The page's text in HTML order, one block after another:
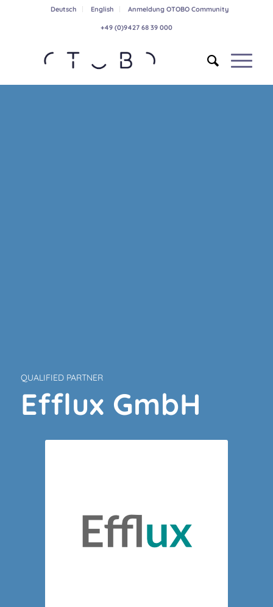
Deutsch English Anmeldung OTOBO Community
+49 (0)9427 68 39 000
QUALIFIED PARTNER
Efflux GmbH